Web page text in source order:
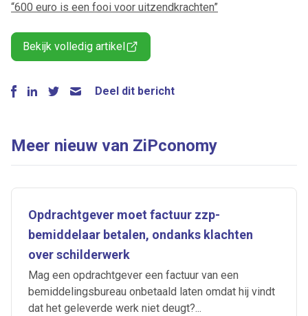
“600 euro is een fooi voor uitzendkrachten”
Bekijk volledig artikel
Deel dit bericht
Meer nieuw van ZiPconomy
Opdrachtgever moet factuur zzp-
bemiddelaar betalen, ondanks klachten
over schilderwerk
Mag een opdrachtgever een factuur van een
bemiddelingsbureau onbetaald laten omdat hij vindt
dat het geleverde werk niet deugt?...